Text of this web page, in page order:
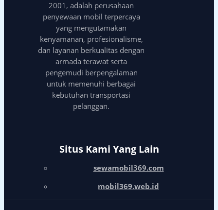
2001, adalah perusahaan
penyewaan mobil terpercaya
yang mengutamakan
kenyamanan, profesionalisme,
dan layanan berkualitas dengan
armada terawat serta
pengemudi berpengalaman
untuk memenuhi berbagai
kebutuhan transportasi
pelanggan.
Situs Kami Yang Lain
sewamobil369.com
mobil369.web.id